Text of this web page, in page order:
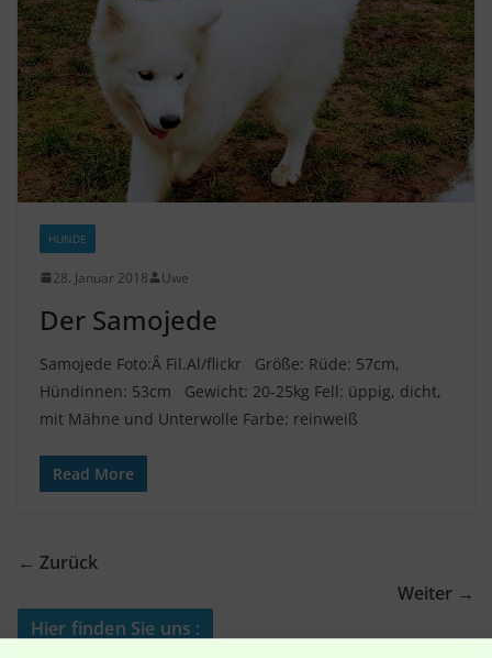
HUNDE
28. Januar 2018 Uwe
Der Samojede
Samojede Foto:Â Fil.Al/flickr Größe: Rüde: 57cm,
Hündinnen: 53cm Gewicht: 20-25kg Fell: üppig, dicht,
mit Mähne und Unterwolle Farbe: reinweiß
Read More
← Zurück
Weiter →
Hier finden Sie uns :